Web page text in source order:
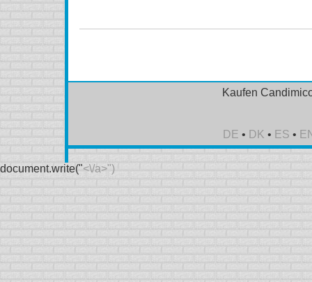
Kaufen
DE • DK • ES •
document.write("<\/a>")